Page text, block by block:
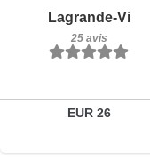
Lagrande-Vi
25 avis
EUR 26
Détails
Réserver